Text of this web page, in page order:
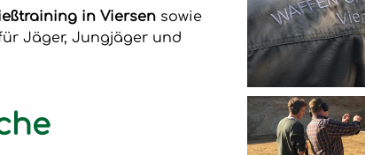
in Viersen sowie
Jäger, Jungjäger und